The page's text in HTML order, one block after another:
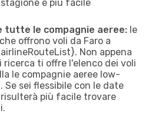
è più facile
tutte le compagnie aeree: le
offrono voli da Faro a
Non appena
ricerca ti offre l'elenco dei voli
le compagnie aeree low-
Se sei flessibile con le date
più facile trovare